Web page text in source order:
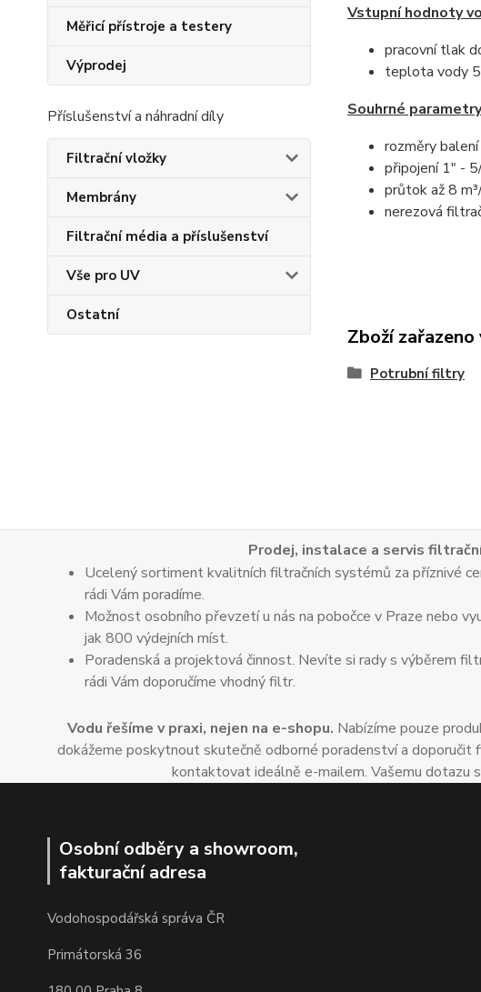
Měřicí přístroje a testery
Výprodej
Příslušenství a náhradní díly
Filtrační vložky
Membrány
Filtrační média a příslušenství
Vše pro UV
Ostatní
Vstupní hodnoty
pracovní tlak
teplota vody
Souhrné
rozměry
připojení 1" -
průtok až 8
nerezová
Zboží
Potrubní filtry
Prodej, instalace a servis
Ucelený sortiment kvalitních filtračních systémů za příznivé
rádi Vám poradíme.
Možnost osobního převzetí u nás na pobočce v Praze nebo
jak 800 výdejních míst.
Poradenská a projektová činnost. Nevíte si rady s výběrem
rádi Vám doporučíme vhodný filtr.
Vodu řešíme v praxi, nejen na e-shopu. Nabízíme pouze
dokážeme poskytnout skutečně odborné poradenství a
kontaktovat ideálně e-mailem. Vašemu dotazu
Osobní odběry a showroom,
fakturační adresa
Vodohospodářská správa ČR
Primátorská 36